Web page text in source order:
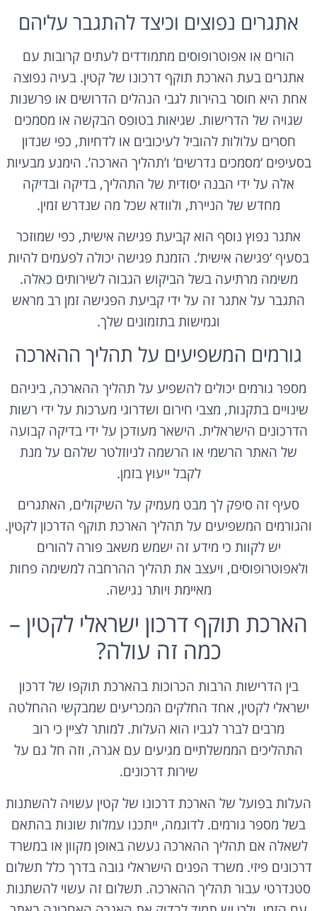
אתגרים נפוצים וכיצד להתגבר עליהם
הורים או אפוטרופוסים מתמודדים לעתים קרובות עם
אתגרים בעת הארכת תוקף דרכונו של קטין. בעיה נפוצה
אחת היא חוסר בהירות לגבי הנהלים הדרושים או פרשנות
שגויה של הדרישות. שגיאות בטופס הבקשה או מסמכים
חסרים עלולות להוביל לעיכובים או לדחיות, כפי שנדון
בסעיפים ‘מסמכים נדרשים’ ו’תהליך הארכה’. הימנע מבעיות
אלה על ידי הבנה יסודית של התהליך, בדיקה ובדיקה
מחדש של הניירת, ולוודא שכל מה שנדרש זמין.
אתגר נפוץ נוסף הוא קביעת פגישה אישית, כפי שמוזכר
בסעיף ‘פגישה אישית’. הזמנת פגישה יכולה לפעמים להיות
משימה מרתיעה בשל הביקוש הגבוה לשירותים כאלה.
התגבר על אתגר זה על ידי קביעת הפגישה זמן רב מראש
וגמישות בתזמונים שלך.
גורמים המשפיעים על תהליך ההארכה
מספר גורמים יכולים להשפיע על תהליך ההארכה, ביניהם
שינויים בתקנות, מצבי חירום ושדרוגי מערכות על ידי רשות
הדרכונים הישראלית. הישאר מעודכן על ידי בדיקה קבועה
של האתר הרשמי או הרשמה לניוזלטר שלהם על מנת
לקבל ייעוץ בזמן.
סעיף זה סיפק לך מבט מעמיק על השיקולים, האתגרים
והגורמים המשפיעים על תהליך הארכת תוקף הדרכון לקטין.
יש לקוות כי מידע זה ישמש משאב פורה להורים
ולאפוטרופוסים, ויעצב את תהליך ההרחבה למשימה פחות
מאיימת ויותר נגישה.
הארכת תוקף דרכון ישראלי לקטין –
כמה זה עולה?
בין הדרישות הרבות הכרוכות בהארכת תוקפו של דרכון
ישראלי לקטין, אחד החלקים המכריעים שמבקשי ההחלטה
מרבים לברר לגביו הוא העלות. למותר לציין כי רוב
התהליכים הממשלתיים מגיעים עם אגרה, וזה חל גם על
שירות דרכונים.
העלות בפועל של הארכת דרכונו של קטין עשויה להשתנות
בשל מספר גורמים. לדוגמה, ייתכנו עמלות שונות בהתאם
לשאלה אם תהליך ההארכה נעשה באופן מקוון או במשרד
דרכונים פיזי. משרד הפנים הישראלי גובה בדרך כלל תשלום
סטנדרטי עבור תהליך ההארכה. תשלום זה עשוי להשתנות